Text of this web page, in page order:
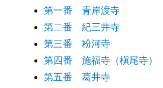
第一番 青岸渡寺
第二番 紀三井寺
第三番 粉河寺
第四番 施福寺（槇尾寺）
第五番 葛井寺